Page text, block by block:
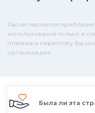
Расчет является
использования только в
платежа и переплату Вы
организации!
Была ли эта